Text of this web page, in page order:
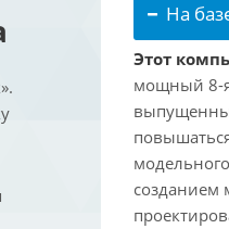
На
Этот
мощный 8-
созданием